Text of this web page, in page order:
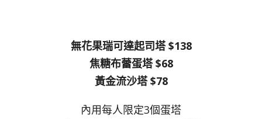
無花果瑞可達起司塔 $138
焦糖布蕾蛋塔 $68
黃金流沙塔 $78
內用每人限定3個蛋塔